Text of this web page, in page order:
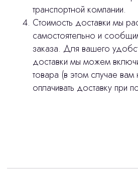
транспортной компании.
Стоимость доставки мы
самостоятельно и
заказа. Для вашего
доставки мы можем
товара (в этом случае вам
оплачивать доставку при